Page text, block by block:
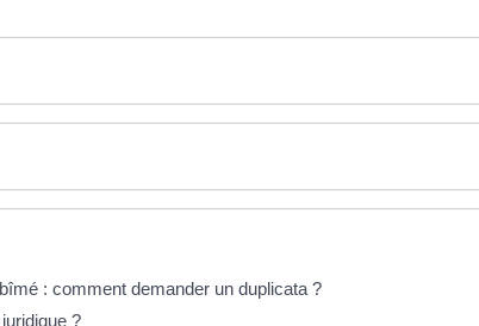
: comment demander un duplicata ?
?